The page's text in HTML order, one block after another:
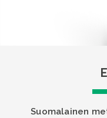
Suomalainen